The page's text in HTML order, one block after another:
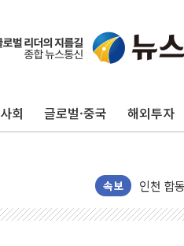
사회 글로벌·중국 해외투자
속보
울진·영
[종합]
김민석,
인사하